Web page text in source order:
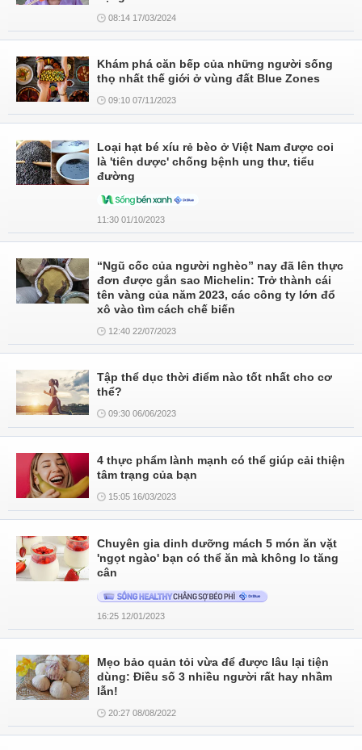
08:14 17/03/2024
Khám phá căn bếp của những người sống
thọ nhất thế giới ở vùng đất Blue Zones
09:10 07/11/2023
Loại hạt bé xíu rẻ bèo ở Việt Nam được coi
là 'tiên dược' chống bệnh ung thư, tiểu
đường
11:30 01/10/2023
“Ngũ cốc của người nghèo” nay đã lên thực
đơn được gắn sao Michelin: Trở thành cái
tên vàng của năm 2023, các công ty lớn đổ
xô vào tìm cách chế biến
12:40 22/07/2023
Tập thể dục thời điểm nào tốt nhất cho cơ
thể?
09:30 06/06/2023
4 thực phẩm lành mạnh có thể giúp cải thiện
tâm trạng của bạn
15:05 16/03/2023
Chuyên gia dinh dưỡng mách 5 món ăn vặt
'ngọt ngào' bạn có thể ăn mà không lo tăng
cân
16:25 12/01/2023
Mẹo bảo quản tỏi vừa để được lâu lại tiện
dùng: Điều số 3 nhiều người rất hay nhầm
lẫn!
20:27 08/08/2022